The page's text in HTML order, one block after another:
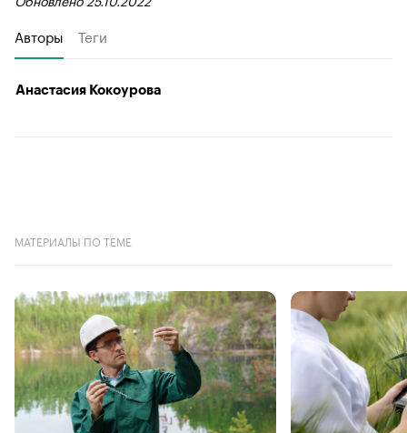
Авторы Теги
Анастасия Кокоурова
МАТЕРИАЛЫ ПО ТЕМЕ